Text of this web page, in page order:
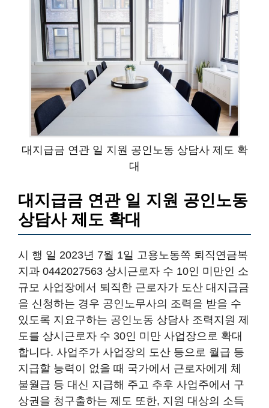
대지급금 연관 일 지원 공인노동 상담사 제도 확
대
대지급금 연관 일 지원 공인노동
상담사 제도 확대
시 행 일 2023년 7월 1일 고용노동쪽 퇴직연금복
지과 0442027563 상시근로자 수 10인 미만인 소
규모 사업장에서 퇴직한 근로자가 도산 대지급금
을 신청하는 경우 공인노무사의 조력을 받을 수
있도록 지요구하는 공인노동 상담사 조력지원 제
도를 상시근로자 수 30인 미만 사업장으로 확대
합니다. 사업주가 사업장의 도산 등으로 월급 등
지급할 능력이 없을 때 국가에서 근로자에게 체
불월급 등 대신 지급해 주고 추후 사업주에서 구
상권을 청구출하는 제도 또한, 지원 대상의 소득